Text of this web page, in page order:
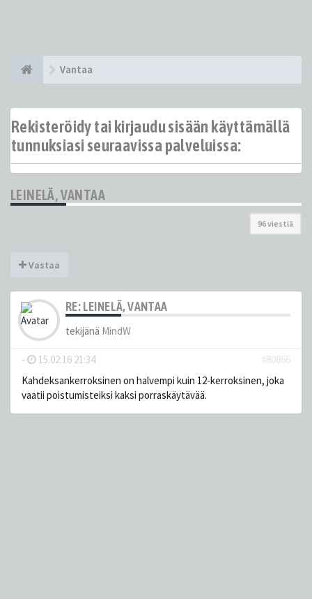
Vantaa
Rekisteröidy tai kirjaudu sisään käyttämällä
tunnuksiasi seuraavissa palveluissa:
LEINELÄ, VANTAA
96 viestiä
Vastaa
RE: LEINELÄ, VANTAA
tekijänä MindW
- 15.02.16 21:34
#80866
Kahdeksankerroksinen on halvempi kuin 12-kerroksinen, joka
vaatii poistumisteiksi kaksi porraskäytävää.